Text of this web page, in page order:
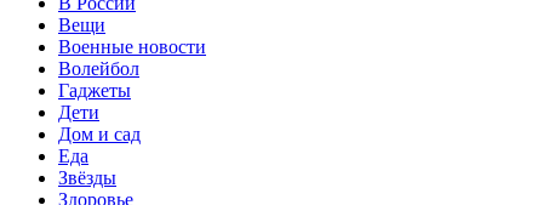
Вещи
Военные новости
Волейбол
Гаджеты
Дети
Дом и сад
Еда
Звёзды
Здоровье